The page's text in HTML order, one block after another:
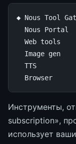
◆ Nous Tool
Nous
Portal
Web tools
Image gen
TTS
Browser
Инструменты,
subscription»,
использует